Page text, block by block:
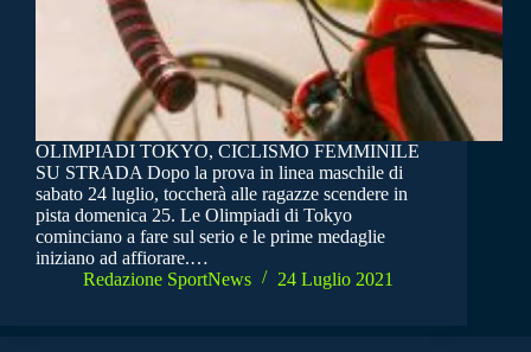
OLIMPIADI TOKYO, CICLISMO FEMMINILE
SU STRADA Dopo la prova in linea maschile di
sabato 24 luglio, toccherà alle ragazze scendere in
pista domenica 25. Le Olimpiadi di Tokyo
cominciano a fare sul serio e le prime medaglie
iniziano ad affiorare.…
Redazione SportNews
24 Luglio 2021